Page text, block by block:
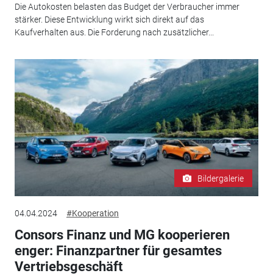
Die Autokosten belasten das Budget der Verbraucher immer
stärker. Diese Entwicklung wirkt sich direkt auf das
Kaufverhalten aus. Die Forderung nach zusätzlicher...
Bildergalerie
04.04.2024 #Kooperation
Consors Finanz und MG kooperieren
enger: Finanzpartner für gesamtes
Vertriebsgeschäft